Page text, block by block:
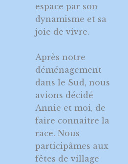
espace par son
dynamisme et sa
joie de vivre.
Après notre
déménagement
dans le Sud, nous
avions décidé
Annie et moi, de
faire connaitre la
race. Nous
participâmes aux
fêtes de village